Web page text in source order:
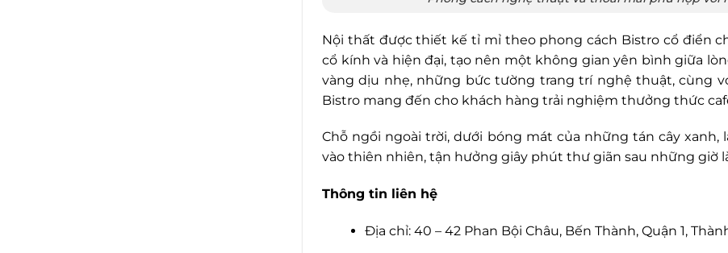
Nội thất được thiết kế tỉ mỉ theo phong cách Bistro cổ điển
cổ kính và hiện đại, tạo nên một không gian yên bình giữa
vàng dịu nhẹ, những bức tường trang trí nghệ thuật, cùng
Bistro mang đến cho khách hàng trải nghiệm thưởng thức
Chỗ ngồi ngoài trời, dưới bóng mát của những tán cây xanh,
vào thiên nhiên, tận hưởng giây phút thư giãn sau những giờ
Thông tin liên hệ
Địa chỉ: 40 – 42 Phan Bội Châu, Bến Thành, Quận 1,